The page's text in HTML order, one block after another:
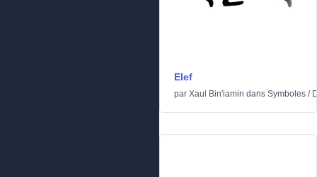
Elef
par Xaul Bin'iamin dans Symboles /